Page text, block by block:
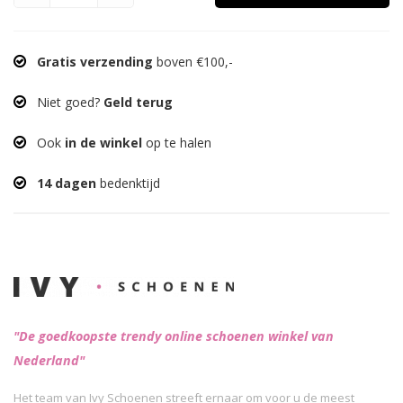
Gratis verzending boven €100,-
Niet goed? Geld terug
Ook in de winkel op te halen
14 dagen bedenktijd
"De goedkoopste trendy online schoenen winkel van
Nederland"
Het team van Ivy Schoenen streeft ernaar om voor u de meest